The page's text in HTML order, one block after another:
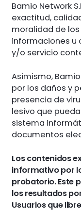
Bamio Network
exactitud,
moralidad de
informaciones u
y/o servicio
Asimismo,
por los daños y
presencia de
lesivo que
sistema
documentos
Los contenidos
informativo por
probatorio. Este
los resultados
Usuarios que